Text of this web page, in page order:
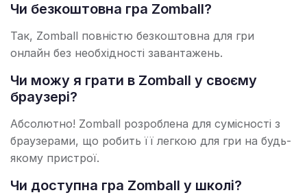
Чи безкоштовна гра Zomball?
Так, Zomball повністю безкоштовна для гри
онлайн без необхідності завантажень.
Чи можу я грати в Zomball у своєму
браузері?
Абсолютно! Zomball розроблена для сумісності з
браузерами, що робить її легкою для гри на будь-
якому пристрої.
Чи доступна гра Zomball у школі?